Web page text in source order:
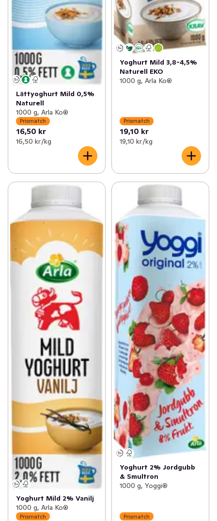
Lättyoghurt Mild 0,5%
Naturell
1000 g, Arla Ko®
Prismatch
16,50 kr
16,50 kr /kg
Yoghurt Mild 3,8-4,5%
Naturell EKO
1000 g, Arla Ko®
Prismatch
19,10 kr
19,10 kr /kg
Yoghurt Mild 2% Vanilj
1000 g, Arla Ko®
Prismatch
Yoghurt 2% Jordgubb
& Smultron
1000 g, Yoggi®
Prismatch